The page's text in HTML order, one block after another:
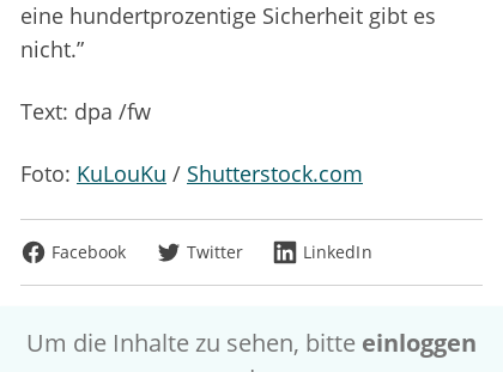
eine hundertprozentige Sicherheit gibt es
nicht.”
Text: dpa /fw
Foto: KuLouKu / Shutterstock.com
Facebook Twitter LinkedIn
Um die Inhalte zu sehen, bitte einloggen